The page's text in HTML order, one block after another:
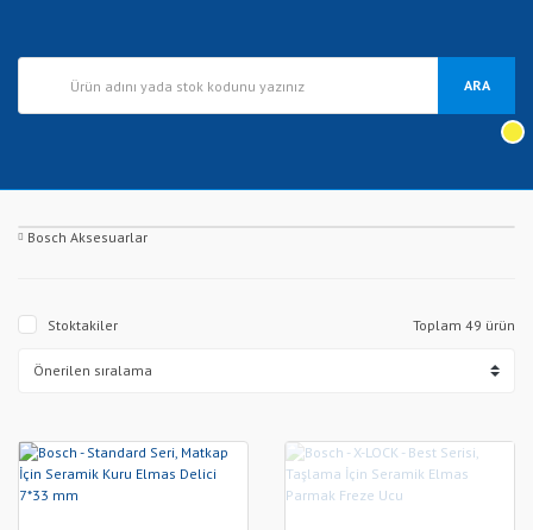
ARA
Bosch Aksesuarlar
Stoktakiler Toplam 49 ürün